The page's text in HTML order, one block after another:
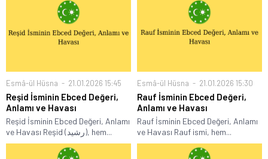
Esmâ-ül Hüsna 21.01.2026 15:45
Reşid İsminin Ebced Değeri,
Anlamı ve Havası
Reşid İsminin Ebced Değeri, Anlamı
ve Havası Reşid (رشيد), hem...
Esmâ-ül Hüsna 21.01.2026 15:30
Rauf İsminin Ebced Değeri,
Anlamı ve Havası
Rauf İsminin Ebced Değeri, Anlamı
ve Havası Rauf ismi, hem...